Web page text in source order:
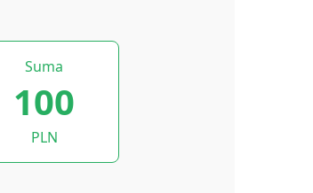
Suma
100
PLN